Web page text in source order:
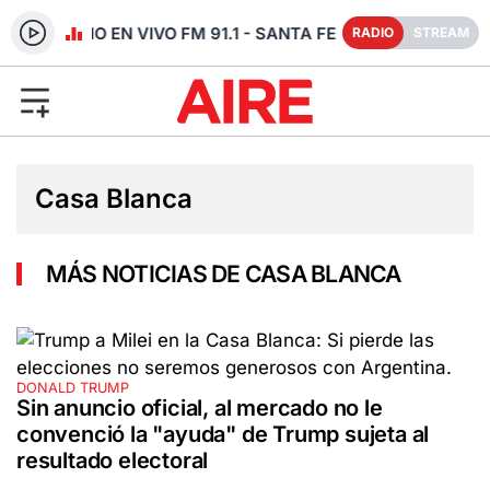
RADIO EN VIVO FM 91.1 - SANTA FE RADIO STREAM
Casa Blanca
MÁS NOTICIAS DE CASA BLANCA
DONALD TRUMP
Sin anuncio oficial, al mercado no le
convenció la "ayuda" de Trump sujeta al
resultado electoral